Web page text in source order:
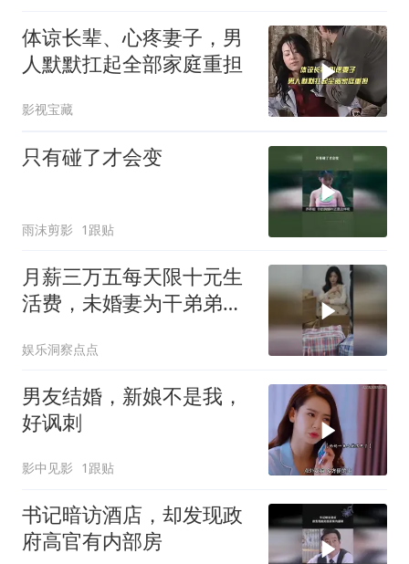
体谅长辈、心疼妻子，男
人默默扛起全部家庭重担
影视宝藏
只有碰了才会变
雨沫剪影 1跟贴
月薪三万五每天限十元生
活费，未婚妻为干弟弟买
娱乐洞察点点
男友结婚，新娘不是我，
好讽刺
影中见影 1跟贴
书记暗访酒店，却发现政
府高官有内部房